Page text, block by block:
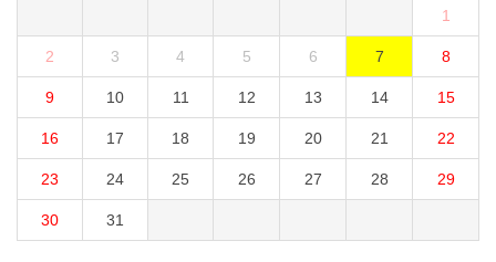
1
2 3 4 5 6 7 8
9 10 11 12 13 14 15
16 17 18 19 20 21 22
23 24 25 26 27 28 29
30 31